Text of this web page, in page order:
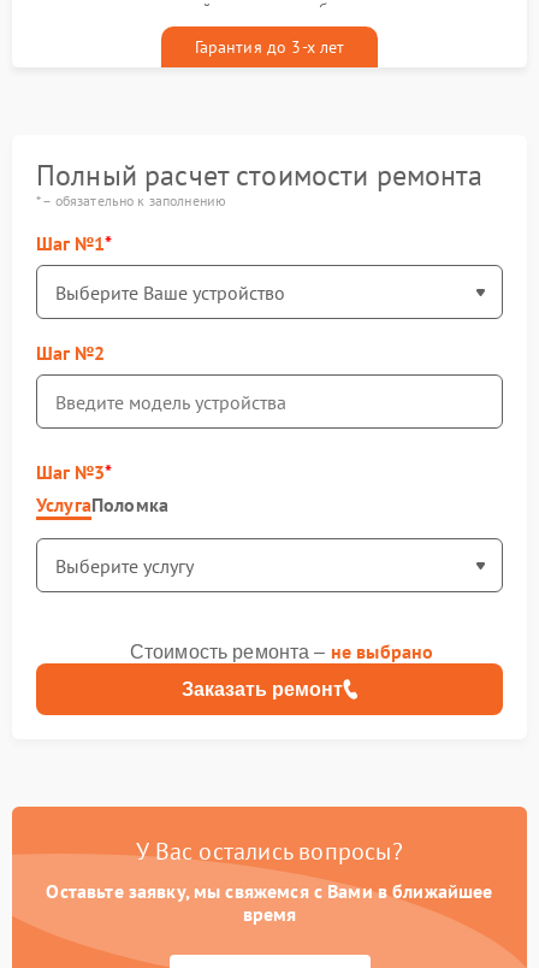
гарантийным талоном бесплатно
Гарантия до 3-х лет
Полный расчет стоимости ремонта
* – обязательно к заполнению
Шаг №1
Шаг №2
Шаг №3
УслугаПоломка
Заказать ремонт
Стоимость ремонта – не выбрано
У Вас остались вопросы?
Оставьте заявку, мы свяжемся с Вами в ближайшее
время